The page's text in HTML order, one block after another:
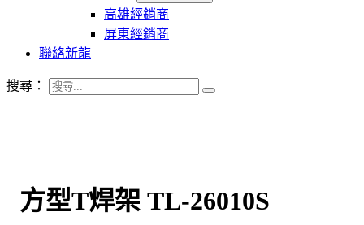
高雄經銷商
屏東經銷商
聯絡新龍
搜尋：
方型T焊架 TL-26010S